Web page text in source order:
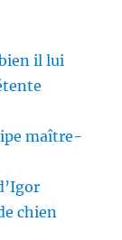
il lui
maître-
chien